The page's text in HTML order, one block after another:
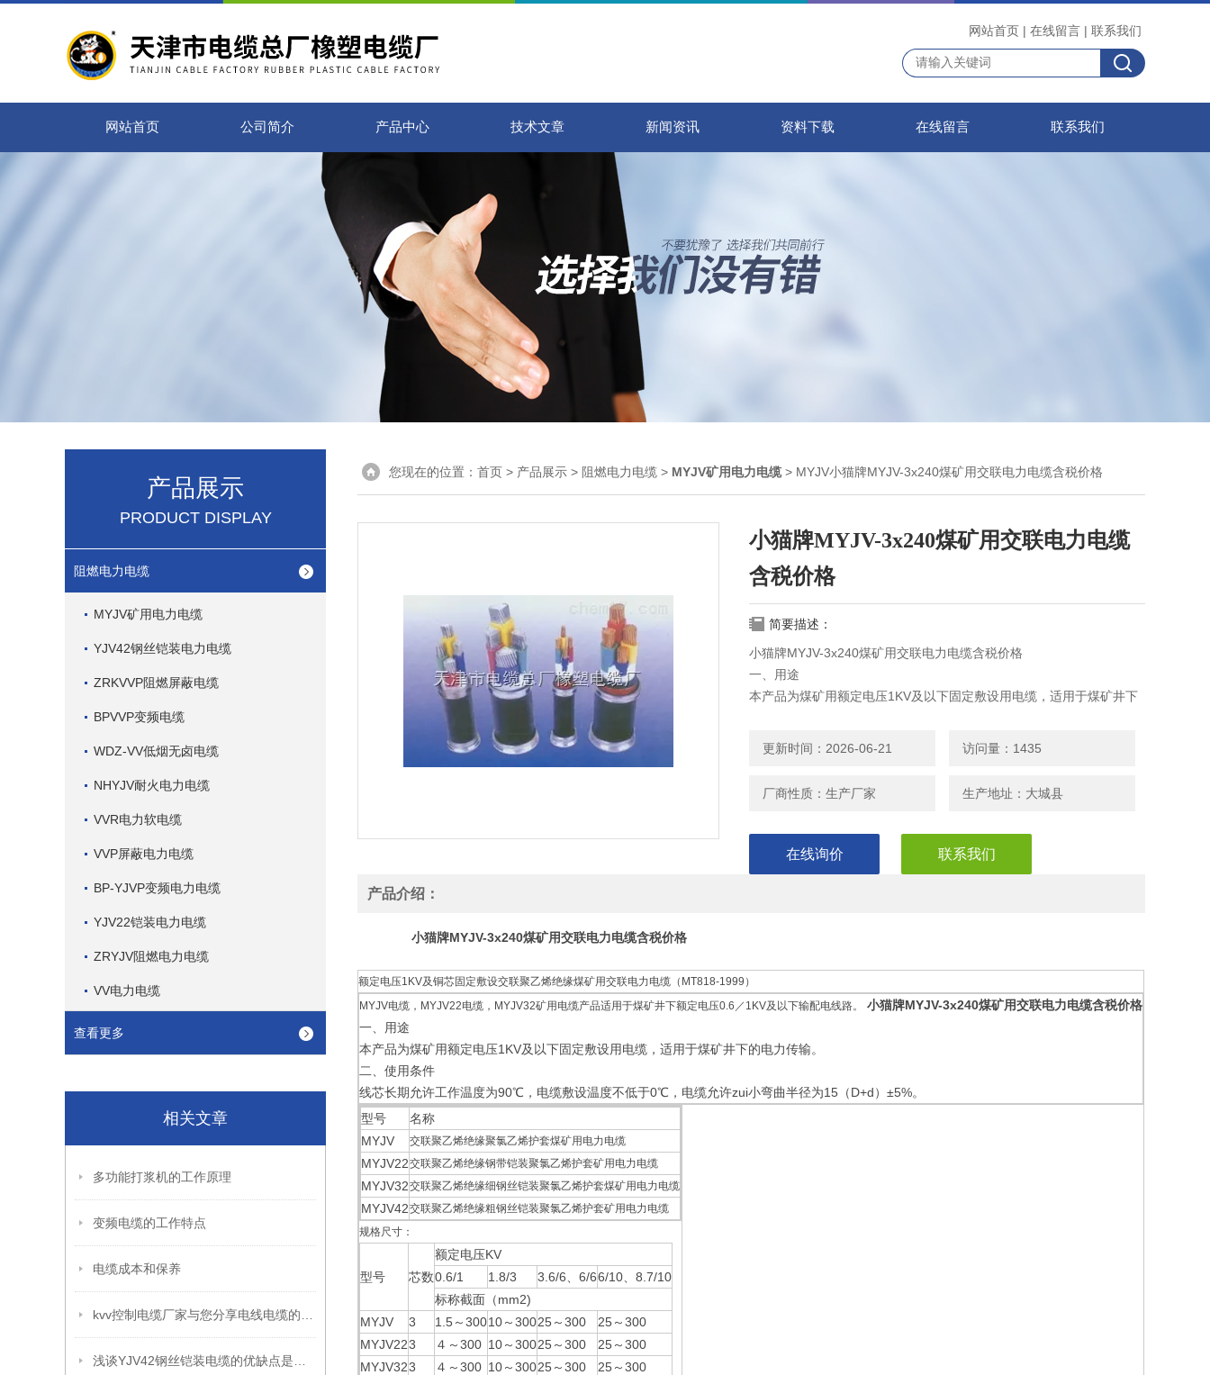
网站首页 | 在线留言 | 联系我们
网站首页 公司简介 产品中心 技术文章 新闻资讯 资料下载 在线留言 联系我们
产品展示
PRODUCT DISPLAY
阻燃电力电缆
MYJV矿用电力电缆
YJV42钢丝铠装电力电缆
ZRKVVP阻燃屏蔽电缆
BPVVP变频电缆
WDZ-VV低烟无卤电缆
NHYJV耐火电力电缆
VVR电力软电缆
VVP屏蔽电力电缆
BP-YJVP变频电力电缆
YJV22铠装电力电缆
ZRYJV阻燃电力电缆
VV电力电缆
查看更多
相关文章
多功能打浆机的工作原理
变频电缆的工作特点
电缆成本和保养
您现在的位置： 首页 > 产品展示 > 阻燃电力电缆 > MYJV矿用电力电缆> MYJV小猫牌MYJV-3x240煤矿用交联电力电缆含税价格
小猫牌MYJV-3x240煤矿用交联电力电缆
含税价格
简要描述：
小猫牌MYJV-3x240煤矿用交联电力电缆含税价格
一、用途
本产品为煤矿用额定电压1KV及以下固定敷设用电缆，适用于煤矿井下
二、使用条件
更新时间：2026-06-21 访问量：1435
厂商性质：生产厂家 生产地址：大城县
在线询价 联系我们
产品介绍：
小猫牌MYJV-3x240煤矿用交联电力电缆含税价格
额定电压1KV及铜芯固定敷设交联聚乙烯绝缘煤矿用交联电力电缆（MT818-1999）
MYJV电缆，MYJV22电缆，MYJV32矿用电缆产品适用于煤矿井下额定电压0.6／1KV及以下输配电线路。
小猫牌MYJV-3x240煤矿用交联电力电缆含税价格
一、用途
本产品为煤矿用额定电压1KV及以下固定敷设用电缆，适用于煤矿井下的电力传输。
二、使用条件
线芯长期允许工作温度为90℃，电缆敷设温度不低于0℃，电缆允许zui小弯曲半径为15（D+d）±5%。
型号
名称
MYJV
交联聚乙烯绝缘聚氯乙烯护套煤矿用电力电缆
MYJV22交联聚乙烯绝缘钢带铠装聚氯乙烯护套矿用电力电缆
MYJV32交联聚乙烯绝缘细钢丝铠装聚氯乙烯护套煤矿用电力电缆
MYJV42交联聚乙烯绝缘粗钢丝铠装聚氯乙烯护套矿用电力电缆
规格尺寸：
型号 芯数
额定电压KV
0.6/1
1.8/3 3.6/6、6/66/10、8.7/10
标称截面（mm2)
MYJV
3 1.5～30010～30025～300
25～300
MYJV223 ４～300 10～30025～300
25～300
MYJV323 ４～300 10～30025～300
25～300